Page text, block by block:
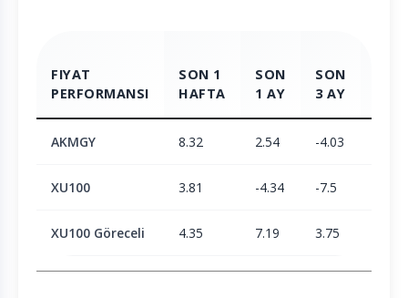
FIYAT
PERFORMANSI
SON 1
HAFTA
SON
1 AY
SON
3 AY
AKMGY 8.32 2.54 -4.03
XU100 3.81 -4.34 -7.5
XU100 Göreceli 4.35 7.19 3.75